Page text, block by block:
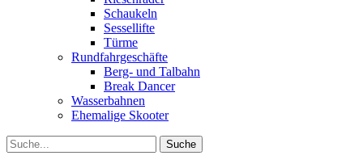
Schaukeln
Sessellifte
Türme
Rundfahrgeschäfte
Berg- und Talbahn
Break Dancer
Wasserbahnen
Ehemalige Skooter